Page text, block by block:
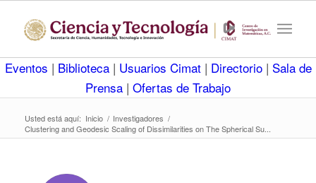
Eventos | Biblioteca | Usuarios Cimat | Directorio | Sala de
Prensa | Ofertas de Trabajo
Usted está aquí: Inicio / Investigadores /
Clustering and Geodesic Scaling of Dissimilarities on The Spherical Su...